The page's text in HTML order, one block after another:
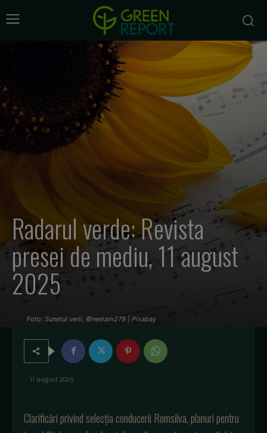
Radarul verde: Revista
presei de mediu, 11 august
2025
Foto: Sunetul verii, ©neelam279 | Pixabay
11 august 2025
Clarificăriprivindselecțiaconducerii Romsilva,planuripentru